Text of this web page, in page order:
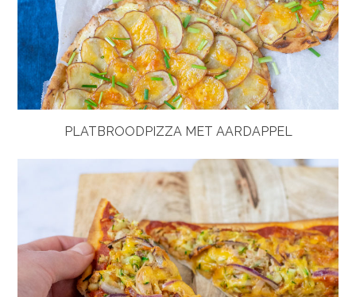
PLATBROODPIZZA MET AARDAPPEL